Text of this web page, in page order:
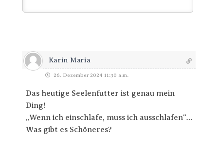
Karin Maria
26. Dezember 2024 11:30 a.m.
Das heutige Seelenfutter ist genau mein
Ding!
„Wenn ich einschlafe, muss ich ausschlafen“…
Was gibt es Schöneres?